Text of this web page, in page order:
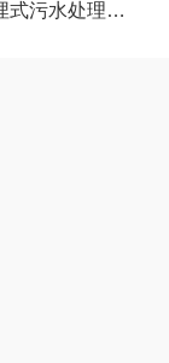
处理适用范围广